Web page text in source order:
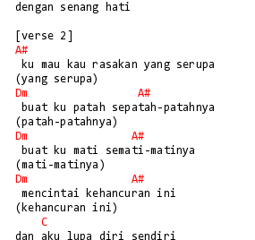
dengan senang hati
A#
Dm
A#
Dm
A#
Dm
A#
mencintai kehancuran ini
(kehancuran ini)
C
dan aku lupa diri sendiri